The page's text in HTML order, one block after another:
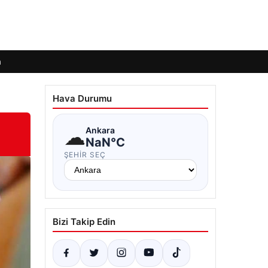
Hava Durumu
☁Ankara
NaN°C
ŞEHIR SEÇ
Bizi Takip Edin